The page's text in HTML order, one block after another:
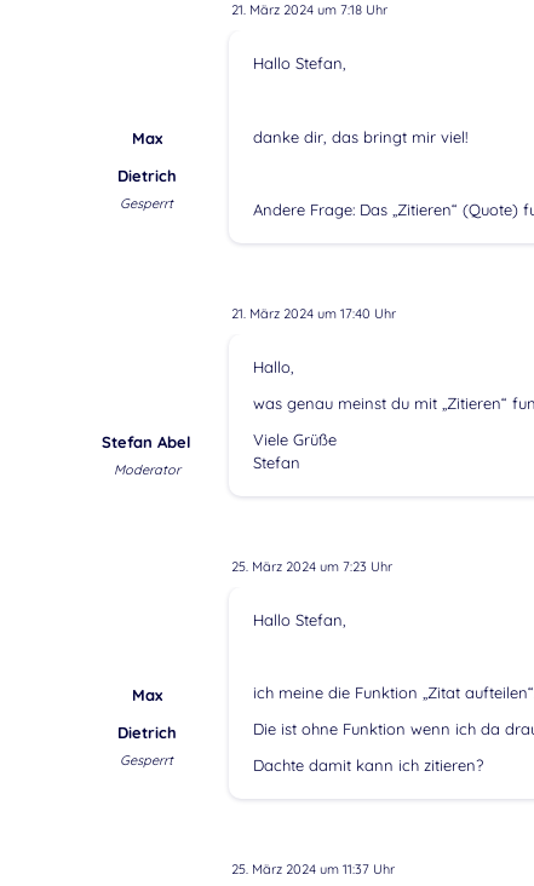
21. März 2024 um 7:18 Uhr
Max
Dietrich
Gesperrt
Hallo Stefan,
danke dir, das bringt mir viel!
Andere Frage: Das „Zitieren“
21. März 2024 um 17:40 Uhr
Stefan Abel
Moderator
Hallo,
was genau meinst du mit „Zitieren“
Viele Grüße
Stefan
25. März 2024 um 7:23 Uhr
Max
Dietrich
Gesperrt
Hallo Stefan,
ich meine die Funktion „Zitat
Die ist ohne Funktion wenn ich da
Dachte damit kann ich zitieren?
25. März 2024 um 11:37 Uhr